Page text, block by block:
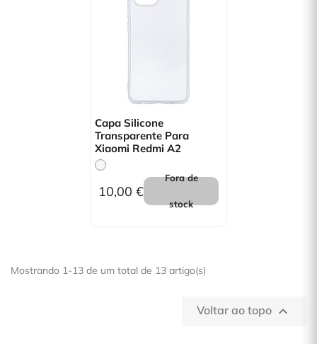
Capa Silicone
Transparente Para
Xiaomi Redmi A2
10,00 €
Fora de
stock
Mostrando 1-13 de um total de 13 artigo(s)
Voltar ao topo 